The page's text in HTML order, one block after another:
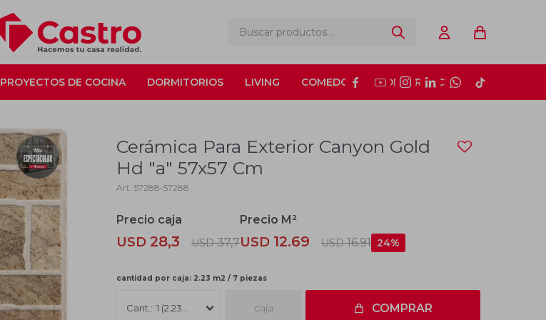
PROYECTOS DE COCINA DORMITORIOS LIVING COMEDOR CONSTRUCCIÓN
     
Cerámica Para Exterior Canyon Gold
Hd "a" 57x57 Cm
57288-57288
USD 28,3 USD 37,7USD 12.69 USD16.91 24
cantidad por caja: 2.23 m2 / 7 piezas
1 (2.23m2) caja COMPRAR